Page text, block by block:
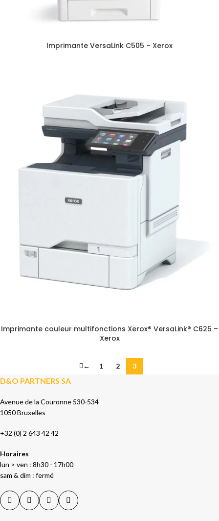
Imprimante VersaLink C505 – Xerox
Imprimante couleur multifonctions Xerox® VersaLink® C625 –
Xerox
← 1 2 3
D&O PARTNERS SA
Avenue de la Couronne 530-534
1050 Bruxelles
+32 (0) 2 643 42 42
Horaires
lun > ven : 8h30 - 17h00
sam & dim : fermé